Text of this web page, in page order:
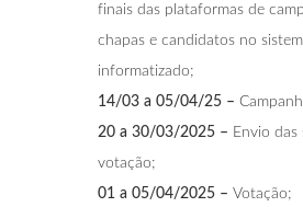
finais das plataformas de
chapas e candidatos no
informatizado;
14/03 a 05/04/25 –
20 a 30/03/2025 – Envio das
votação;
01 a 05/04/2025 – Votação;